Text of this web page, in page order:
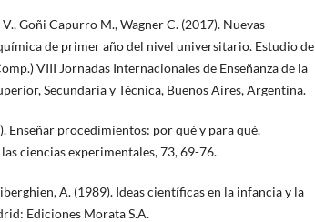
Goñi Capurro M., Wagner C. (2017). Nuevas
de primer año del nivel universitario. Estudio de
VIII Jornadas Internacionales de Enseñanza de la
Secundaria y Técnica, Buenos Aires, Argentina.
Enseñar procedimientos: por qué y para qué.
ciencias experimentales, 73, 69-76.
A. (1989). Ideas científicas en la infancia y la
Ediciones Morata S.A.